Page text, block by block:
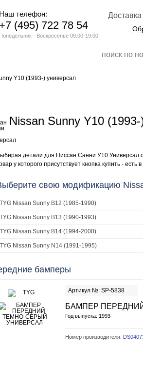
Y10 (1993-) универсал
Nissan Sunny Y10
детали для Ниссан Санни У10 Универсал
у которого присутствует кнопка купить - есть
свою модификацию
TYG Nissan Sunny B12 (1985-1990)
TYG Nissan Sunny B13 (1990-1993)
TYG Nissan Sunny B14 (1994-2000)
TYG Nissan Sunny N14 (1991-1995)
бамперы
Артикул №: SP-5838
БАМПЕР
Год выпуска: 1993-
Номер производителя:
Наш телефон:
+7 (495) 722 78 54
Понедельник - Воскресенье 09.00-19.00
Доставка